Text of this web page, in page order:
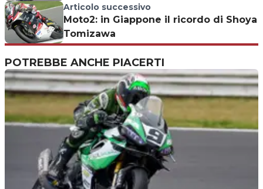
Articolo successivo
Moto2: in Giappone il ricordo di Shoya
Tomizawa
POTREBBE ANCHE PIACERTI